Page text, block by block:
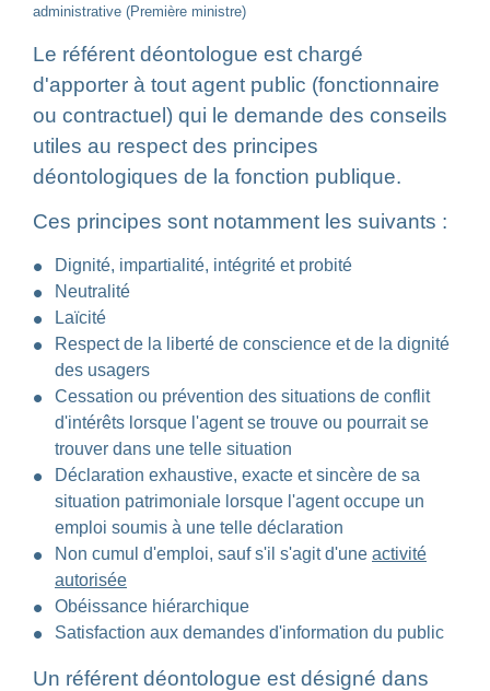
administrative (Première ministre)
Le référent déontologue est chargé
d'apporter à tout agent public (fonctionnaire
ou contractuel) qui le demande des conseils
utiles au respect des principes
déontologiques de la fonction publique.
Ces principes sont notamment les suivants :
Dignité, impartialité, intégrité et probité
Neutralité
Laïcité
Respect de la liberté de conscience et de la dignité
des usagers
Cessation ou prévention des situations de conflit
d'intérêts lorsque l'agent se trouve ou pourrait se
trouver dans une telle situation
Déclaration exhaustive, exacte et sincère de sa
situation patrimoniale lorsque l'agent occupe un
emploi soumis à une telle déclaration
Non cumul d'emploi, sauf s'il s'agit d'une activité
autorisée
Obéissance hiérarchique
Satisfaction aux demandes d'information du public
Un référent déontologue est désigné dans